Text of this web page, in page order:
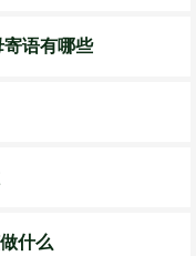
语有哪些
什么